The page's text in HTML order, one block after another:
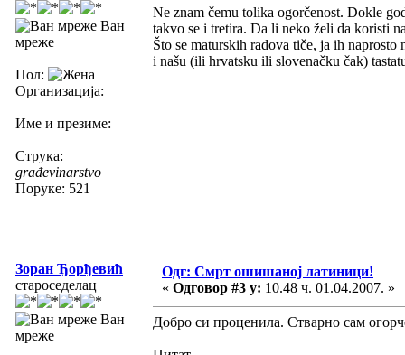
Ван
мреже
Пол:
Организација:
Име и презиме:
Струка:
građevinarstvo
Поруке: 521
Ne znam čemu tolika ogorčenost. Dokle
takvo se i tretira. Da li neko želi da koristi
Što se maturskih radova tiče, ja ih
i našu (ili hrvatsku ili slovenačku čak)
Зоран Ђорђевић
староседелац
Ван
мреже
Одг: Смрт ошишаној латиници!
« Одговор #3 у: 10.48 ч. 01.04.2007. »
Добро си проценила. Стварно сам